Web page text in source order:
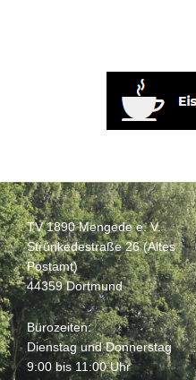
TV 1890 Mengede e. V.
Strünkedestraße 26 (Altes
Postamt)
44359 Dortmund
Bürozeiten:
Dienstag und Donnerstag
9:00 bis 11:00 Uhr